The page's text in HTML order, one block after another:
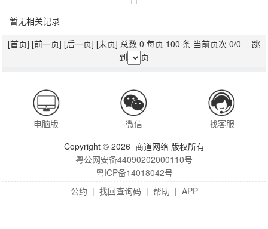
暂无相关记录
[首页] [前一页] [后一页] [末页] 总数 0 每页 100 条 当前页次 0/0 跳
到
页
电脑版 微信
找客服
Copyright © 2026 商道网络 版权所有
粤公网安备44090202000110号
粤ICP备14018042号
公约 | 找回查询码 | 帮助 | APP